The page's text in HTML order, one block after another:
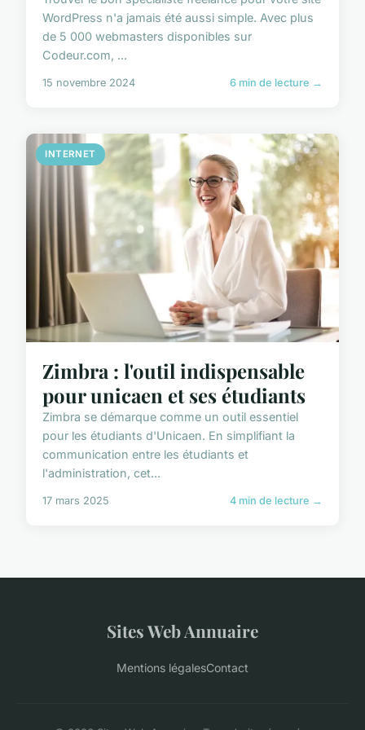
WordPress n'a jamais été aussi simple. Avec plus
de 5 000 webmasters disponibles sur
Codeur.com, ...
15 novembre 2024 6 min de lecture →
INTERNET
Zimbra : l'outil indispensable
pour unicaen et ses étudiants
Zimbra se démarque comme un outil essentiel
pour les étudiants d'Unicaen. En simplifiant la
communication entre les étudiants et
l'administration, cet...
17 mars 2025 4 min de lecture →
Sites Web Annuaire
Mentions légalesContact